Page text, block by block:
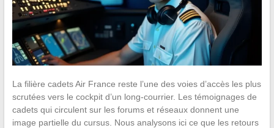
La filière cadets Air France reste l’une des voies d’accès les plus
scrutées vers le cockpit d’un long-courrier. Les témoignages de
cadets qui circulent sur les forums et réseaux donnent une
image partielle du cursus. Nous analysons ici ce que les retours